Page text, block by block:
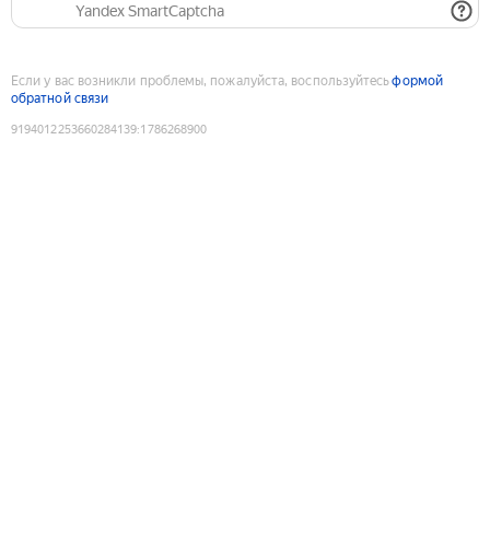
Yandex SmartCaptcha
Если у вас возникли проблемы, пожалуйста, воспользуйтесьформой
обратной связи
9194012253660284139:1786268900